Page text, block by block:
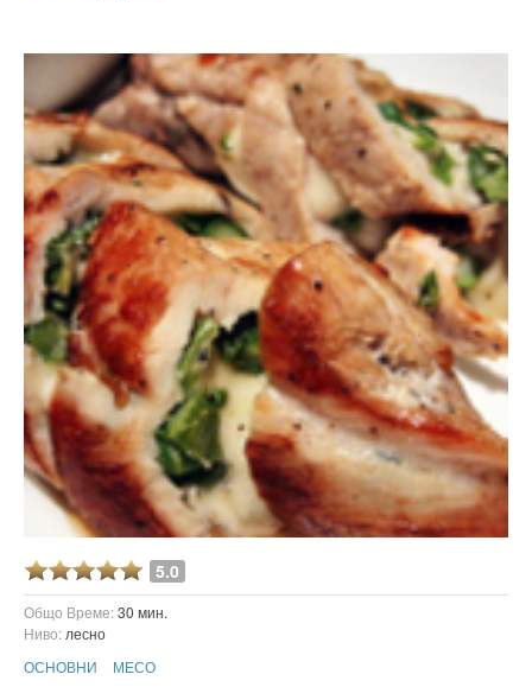
5.0
Общо Време:30 мин.
Ниво: лесно
ОСНОВНИ
МЕСО